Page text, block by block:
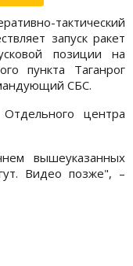
тактический
запуск ракет
позиции на
пункта Таганрог
СБС.
центра
вышеуказанных
Видео позже", –